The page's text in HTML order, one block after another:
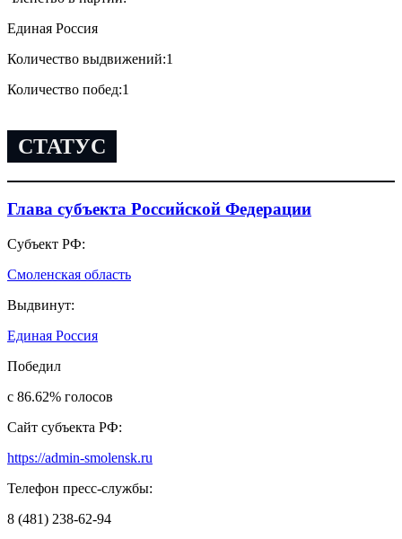
Единая Россия
Количество выдвижений:1
Количество побед:1
СТАТУС
Глава субъекта Российской Федерации
Субъект РФ:
Смоленская область
Выдвинут:
Единая Россия
Победил
с 86.62% голосов
Сайт субъекта РФ:
https://admin-smolensk.ru
Телефон пресс-службы:
8 (481) 238-62-94